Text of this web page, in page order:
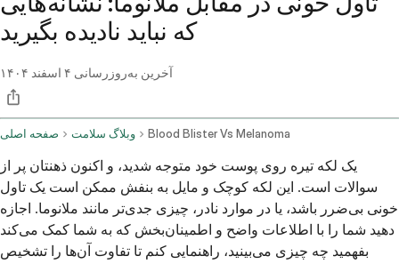
که نباید نادیده بگیرید
آخرین به‌روزرسانی ۴ اسفند ۱۴۰۴
صفحه اصلی وبلاگ سلامت Blood Blister Vs Melanoma
یک لکه تیره روی پوست خود متوجه شدید، و اکنون ذهنتان پر از
سوالات است. این لکه کوچک و مایل به بنفش ممکن است یک تاول
خونی بی‌ضرر باشد، یا در موارد نادر، چیزی جدی‌تر مانند ملانوما. اجازه
دهید شما را با اطلاعات واضح و اطمینان‌بخش که به شما کمک می‌کند
بفهمید چه چیزی می‌بینید، راهنمایی کنم تا تفاوت آن‌ها را تشخیص